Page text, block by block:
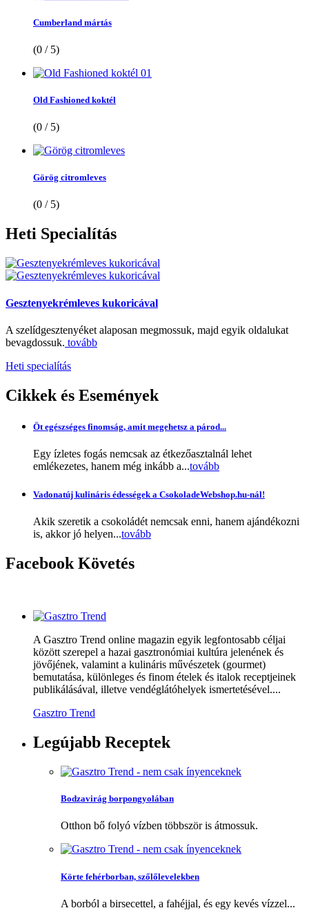
Cumberland mártás
(0 / 5)
Old Fashioned koktél
(0 / 5)
Görög citromleves
(0 / 5)
Heti Specialítás
Gesztenyekrémleves kukoricával
A szelídgesztenyéket alaposan megmossuk, majd egyik oldalukat
bevagdossuk. tovább
Heti specialítás
Cikkek és Események
Öt egészséges finomság, amit megehetsz a párod...
Egy ízletes fogás nemcsak az étkezőasztalnál lehet
emlékezetes, hanem még inkább a...tovább
Vadonatúj kulináris édességek a CsokoladeWebshop.hu-nál!
Akik szeretik a csokoládét nemcsak enni, hanem ajándékozni
is, akkor jó helyen...tovább
FacebookKövetés
A Gasztro Trend online magazin egyik legfontosabb céljai
között szerepel a hazai gasztronómiai kultúra jelenének és
jövőjének, valamint a kulináris művészetek (gourmet)
bemutatása, különleges és finom ételek és italok receptjeinek
publikálásával, illetve vendéglátóhelyek ismertetésével....
Gasztro Trend
Legújabb Receptek
Bodzavirág borpongyolában
Otthon bő folyó vízben többször is átmossuk.
Körte fehérborban, szőlőlevelekben
A borból a birsecettel, a fahéjjal, és egy kevés vízzel...